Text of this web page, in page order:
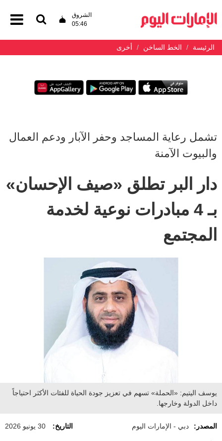
الشروق
05:46
الرئيسة الخط الساخن أخرى
تشمل رعاية المساجد وحفر الآبار ودعم العمال
والبيوت الآمنة
دار البر تطلق «صيف الإحسان»
بـ 4 مبادرات نوعية لخدمة
المجتمع
يوسف اليتيم: «الحملة» تسهم في تعزيز جودة الحياة للفئات الأكثر احتياجاً
داخل الدولة وخارجها.
المصدر: دبي - الإمارات اليوم التاريخ: 30 يونيو 2026